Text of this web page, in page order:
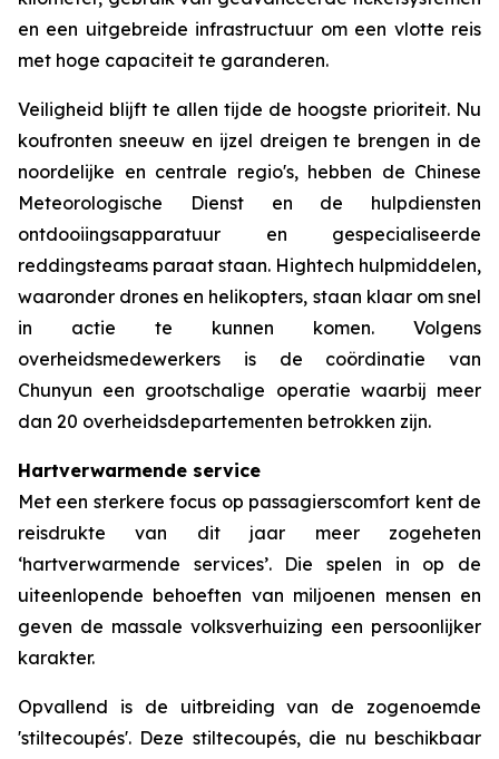
en een uitgebreide infrastructuur om een ​​vlotte reis
met hoge capaciteit te garanderen.
Veiligheid blijft te allen tijde de hoogste prioriteit. Nu
koufronten sneeuw en ijzel dreigen te brengen in de
noordelijke en centrale regio's, hebben de Chinese
Meteorologische Dienst en de hulpdiensten
ontdooiingsapparatuur en gespecialiseerde
reddingsteams paraat staan. Hightech hulpmiddelen,
waaronder drones en helikopters, staan klaar om snel
in actie te kunnen komen. Volgens
overheidsmedewerkers is de coördinatie van
Chunyun een grootschalige operatie waarbij meer
dan 20 overheidsdepartementen betrokken zijn.
Hartverwarmende service
Met een sterkere focus op passagierscomfort kent de
reisdrukte van dit jaar meer zogeheten
‘hartverwarmende services’. Die spelen in op de
uiteenlopende behoeften van miljoenen mensen en
geven de massale volksverhuizing een persoonlijker
karakter.
Opvallend is de uitbreiding van de zogenoemde
'stiltecoupés'. Deze stiltecoupés, die nu beschikbaar